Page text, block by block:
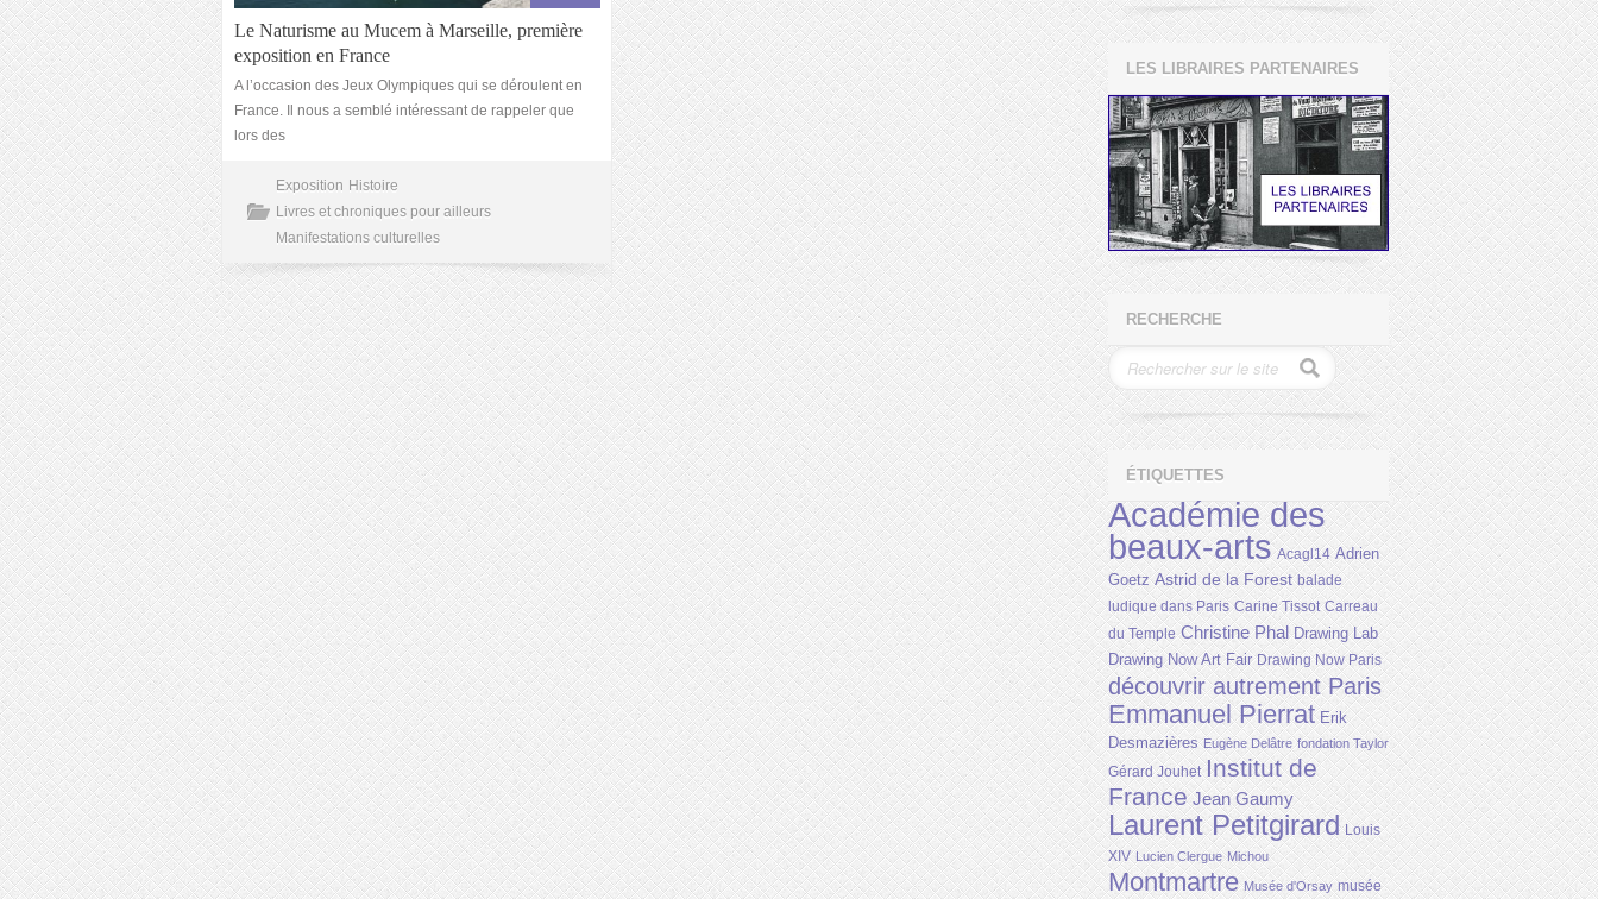
Le Naturisme au Mucem à Marseille, première
exposition en France
A l’occasion des Jeux Olympiques qui se déroulent en
France. Il nous a semblé intéressant de rappeler que
lors des
Exposition Histoire
Livres et chroniques pour ailleurs
Manifestations culturelles
LES LIBRAIRES PARTENAIRES
RECHERCHE
ÉTIQUETTES
Académie des
beaux-arts Acagl14 Adrien
Goetz Astrid de la Forest balade
ludique dans Paris Carine Tissot Carreau
du Temple Christine Phal Drawing Lab
Drawing Now Art Fair Drawing Now Paris
découvrir autrement Paris
Emmanuel Pierrat Erik
Desmazières Eugène Delâtre fondation Taylor
Gérard Jouhet Institut de
France Jean Gaumy
Laurent Petitgirard Louis
XIV Lucien Clergue Michou
Montmartre Musée d'Orsay musée